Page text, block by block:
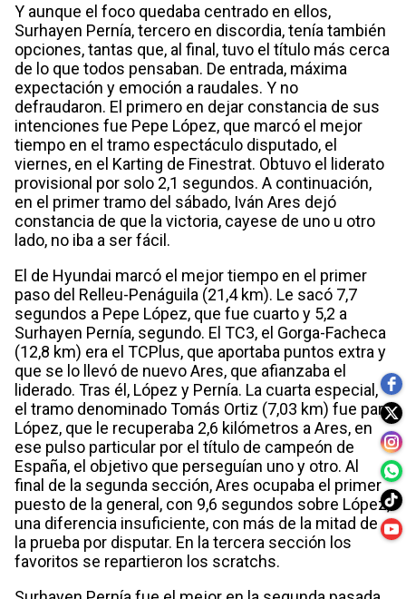
Y aunque el foco quedaba centrado en ellos,
Surhayen Pernía, tercero en discordia, tenía también
opciones, tantas que, al final, tuvo el título más cerca
de lo que todos pensaban. De entrada, máxima
expectación y emoción a raudales. Y no
defraudaron. El primero en dejar constancia de sus
intenciones fue Pepe López, que marcó el mejor
tiempo en el tramo espectáculo disputado, el
viernes, en el Karting de Finestrat. Obtuvo el liderato
provisional por solo 2,1 segundos. A continuación,
en el primer tramo del sábado, Iván Ares dejó
constancia de que la victoria, cayese de uno u otro
lado, no iba a ser fácil.
El de Hyundai marcó el mejor tiempo en el primer
paso del Relleu-Penáguila (21,4 km). Le sacó 7,7
segundos a Pepe López, que fue cuarto y 5,2 a
Surhayen Pernía, segundo. El TC3, el Gorga-Facheca
(12,8 km) era el TCPlus, que aportaba puntos extra y
que se lo llevó de nuevo Ares, que afianzaba el
liderado. Tras él, López y Pernía. La cuarta especial,
el tramo denominado Tomás Ortiz (7,03 km) fue para
López, que le recuperaba 2,6 kilómetros a Ares, en
ese pulso particular por el título de campeón de
España, el objetivo que perseguían uno y otro. Al
final de la segunda sección, Ares ocupaba el primer
puesto de la general, con 9,6 segundos sobre López,
una diferencia insuficiente, con más de la mitad de
la prueba por disputar. En la tercera sección los
favoritos se repartieron los scratchs.